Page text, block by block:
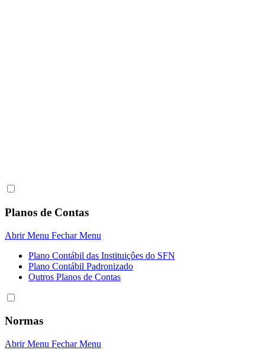
Planos de Contas
Abrir Menu Fechar Menu
Plano Contábil das Instituiçôes do SFN
Plano Contábil Padronizado
Outros Planos de Contas
Normas
Abrir Menu Fechar Menu